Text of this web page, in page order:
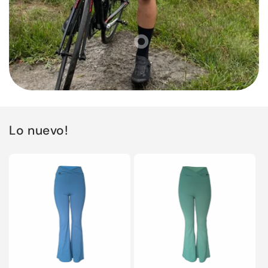
Lo nuevo!